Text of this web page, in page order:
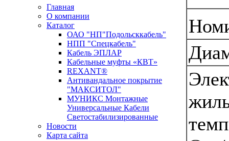
Главная
О компании
Каталог
ОАО "НП"Подольсккабель"
НПП "Спецкабель"
Кабель ЭПЛАР
Кабельные муфты «КВТ»
REXANT®
Антивандальное покрытие
"МАКСИТОЛ"
МУНИКС Монтажные
Универсальные Кабели
Светостабилизированные
Новости
Карта сайта